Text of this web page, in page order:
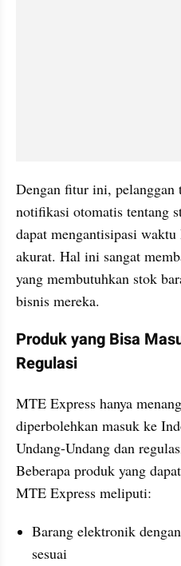
Dengan fitur ini, pelanggan
notifikasi otomatis tentang
dapat mengantisipasi
akurat. Hal ini sangat
yang membutuhkan stok
bisnis mereka.
Produk yang Bisa
Regulasi
MTE Express hanya
diperbolehkan masuk ke
Undang-Undang dan
Beberapa produk yang
MTE Express meliputi:
Barang elektronik
sesuai